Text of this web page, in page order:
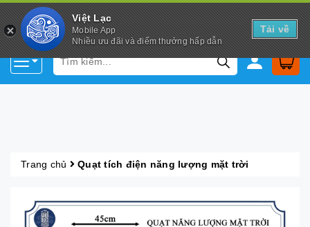
Việt Lạc
Mobile App
Nhiều ưu đãi và điểm thưởng hấp dẫn
Tải về
Trang chủ Quạt tích điện năng lượng mặt trời